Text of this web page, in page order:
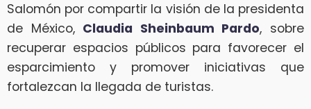
Salomón por compartir la visión de la presidenta
de México, Claudia Sheinbaum Pardo, sobre
recuperar espacios públicos para favorecer el
esparcimiento y promover iniciativas que
fortalezcan la llegada de turistas.